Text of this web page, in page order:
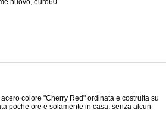
nuovo, euro60.
colore "Cherry Red" ordinata e costruita su
poche ore e solamente in casa. senza alcun